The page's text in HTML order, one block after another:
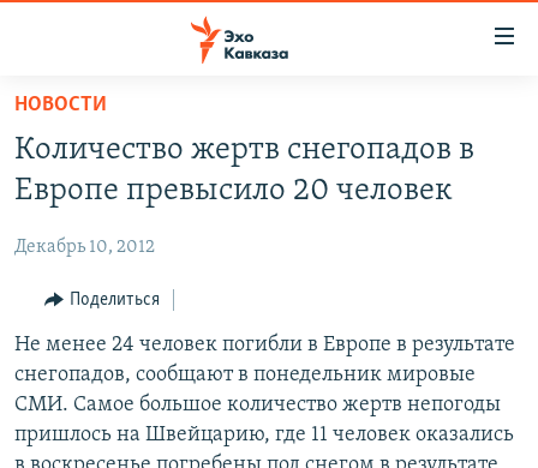
Вернуться
основному
содержанию
Вернутся
навигации
Вернутся
поиску
СУХУМИ
ЦХИНВАЛИ
ВЕСЬ КАВКАЗ
СЕВЕРНЫЙ КАВКАЗ
АРМЕНИЯ
АЗЕРБАЙДЖАН
ТЕМЫ
ПОЛИТИКА
ЭКОНОМИКА
РУБРИКИ
НЕКРУГЛЫЙ СТОЛ
МУЛЬТИМЕДИА
НОВОСТИ
Количество жертв снегопадов в
Европе превысило 20 человек
Декабрь 10, 2012
Поделиться
Не менее 24 человек погибли в Европе в результате
снегопадов, сообщают в понедельник мировые
СМИ. Самое большое количество жертв непогоды
пришлось на Швейцарию, где 11 человек оказались